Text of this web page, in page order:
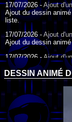
17/07/2026 - Ajout
Ajout du dessin
liste.
17/07/2026 -Ajout
Ajout du dessin
17/07/2026 - Ajout
Ajout du dessin animé
09/07/2026 -Ajout
Ajout du dessin
liste.
04/07/2026 - Ajout
Ajout du dessin
DESSIN ANIMÉ